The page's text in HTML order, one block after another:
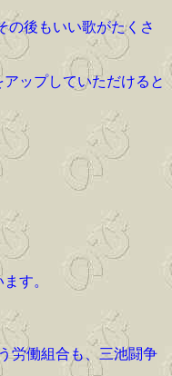
の後もいい歌がたくさ
ップしていただけると
す。
労働組合も、三池闘争